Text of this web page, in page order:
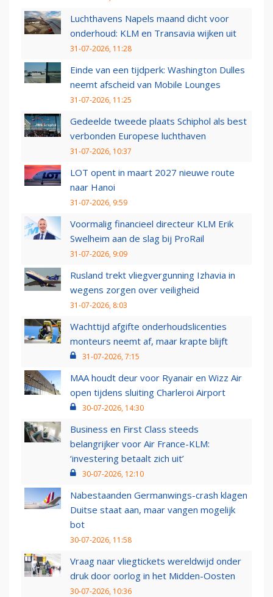
Luchthavens Napels maand dicht voor
onderhoud: KLM en Transavia wijken uit
31-07-2026, 11:28
Einde van een tijdperk: Washington Dulles
neemt afscheid van Mobile Lounges
31-07-2026, 11:25
Gedeelde tweede plaats Schiphol als best
verbonden Europese luchthaven
31-07-2026, 10:37
LOT opent in maart 2027 nieuwe route
naar Hanoi
31-07-2026, 9:59
Voormalig financieel directeur KLM Erik
Swelheim aan de slag bij ProRail
31-07-2026, 9:09
Rusland trekt vliegvergunning Izhavia in
wegens zorgen over veiligheid
31-07-2026, 8:03
Wachttijd afgifte onderhoudslicenties
monteurs neemt af, maar krapte blijft
31-07-2026, 7:15
MAA houdt deur voor Ryanair en Wizz Air
open tijdens sluiting Charleroi Airport
30-07-2026, 14:30
Business en First Class steeds
belangrijker voor Air France-KLM:
‘investering betaalt zich uit’
30-07-2026, 12:10
Nabestaanden Germanwings-crash klagen
Duitse staat aan, maar vangen mogelijk
bot
30-07-2026, 11:58
Vraag naar vliegtickets wereldwijd onder
druk door oorlog in het Midden-Oosten
30-07-2026, 10:36